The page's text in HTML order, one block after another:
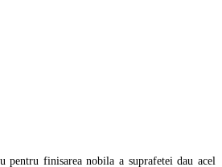
pentru finisarea nobila a suprafetei dau acel